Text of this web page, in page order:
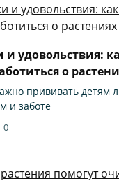
и удовольствия:
о
прививать детям
и заботе
0